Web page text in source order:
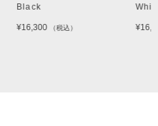
Black
¥16,300 （税込）
White